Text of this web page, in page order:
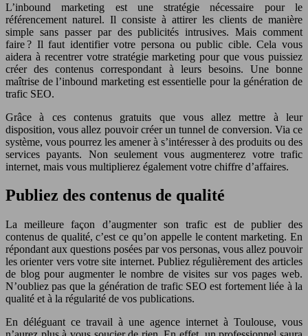
L’inbound marketing est une stratégie nécessaire pour le
référencement naturel. Il consiste à attirer les clients de manière
simple sans passer par des publicités intrusives. Mais comment
faire ? Il faut identifier votre persona ou public cible. Cela vous
aidera à recentrer votre stratégie marketing pour que vous puissiez
créer des contenus correspondant à leurs besoins. Une bonne
maîtrise de l’inbound marketing est essentielle pour la génération de
trafic SEO.
Grâce à ces contenus gratuits que vous allez mettre à leur
disposition, vous allez pouvoir créer un tunnel de conversion. Via ce
système, vous pourrez les amener à s’intéresser à des produits ou des
services payants. Non seulement vous augmenterez votre trafic
internet, mais vous multiplierez également votre chiffre d’affaires.
Publiez des contenus de qualité
La meilleure façon d’augmenter son trafic est de publier des
contenus de qualité, c’est ce qu’on appelle le content marketing. En
répondant aux questions posées par vos personas, vous allez pouvoir
les orienter vers votre site internet. Publiez régulièrement des articles
de blog pour augmenter le nombre de visites sur vos pages web.
N’oubliez pas que la génération de trafic SEO est fortement liée à la
qualité et à la régularité de vos publications.
En déléguant ce travail à une agence internet à Toulouse, vous